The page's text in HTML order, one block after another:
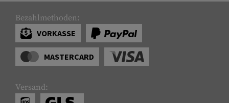
Bezahlmethoden:
VORKASSE
MASTERCARD
Versand: